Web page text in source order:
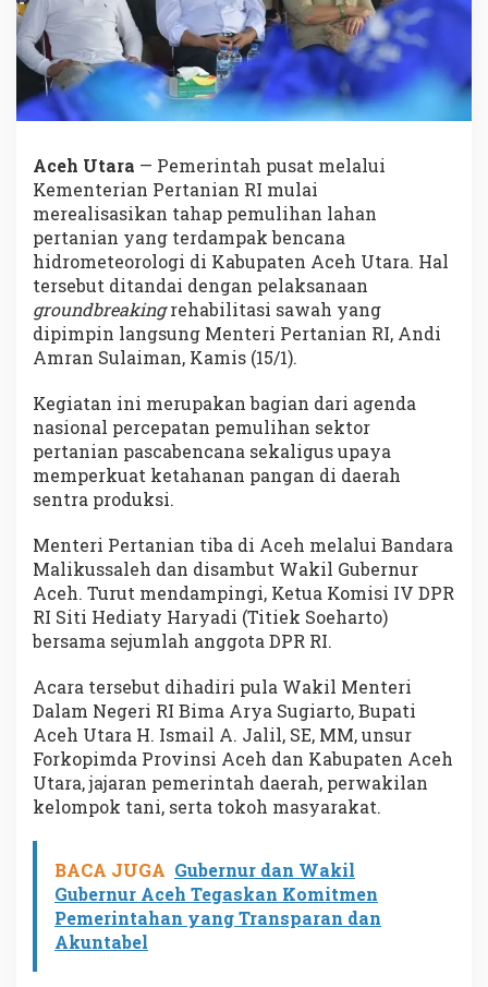
Aceh Utara — Pemerintah pusat melalui
Kementerian Pertanian RI mulai
merealisasikan tahap pemulihan lahan
pertanian yang terdampak bencana
hidrometeorologi di Kabupaten Aceh Utara. Hal
tersebut ditandai dengan pelaksanaan
groundbreakingrehabilitasi sawah yang
dipimpin langsung Menteri Pertanian RI, Andi
Amran Sulaiman, Kamis (15/1).
Kegiatan ini merupakan bagian dari agenda
nasional percepatan pemulihan sektor
pertanian pascabencana sekaligus upaya
memperkuat ketahanan pangan di daerah
sentra produksi.
Menteri Pertanian tiba di Aceh melalui Bandara
Malikussaleh dan disambut Wakil Gubernur
Aceh. Turut mendampingi, Ketua Komisi IV DPR
RI Siti Hediaty Haryadi (Titiek Soeharto)
bersama sejumlah anggota DPR RI.
Acara tersebut dihadiri pula Wakil Menteri
Dalam Negeri RI Bima Arya Sugiarto, Bupati
Aceh Utara H. Ismail A. Jalil, SE, MM, unsur
Forkopimda Provinsi Aceh dan Kabupaten Aceh
Utara, jajaran pemerintah daerah, perwakilan
kelompok tani, serta tokoh masyarakat.
BACA JUGA Gubernur dan Wakil
Gubernur Aceh Tegaskan Komitmen
Pemerintahan yang Transparan dan
Akuntabel